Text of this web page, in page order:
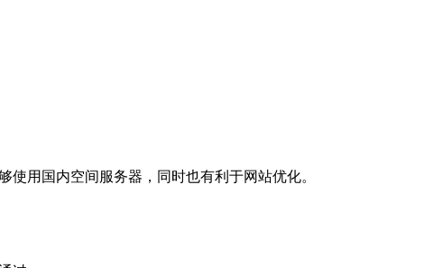
用国内空间服务器，同时也有利于网站优化。